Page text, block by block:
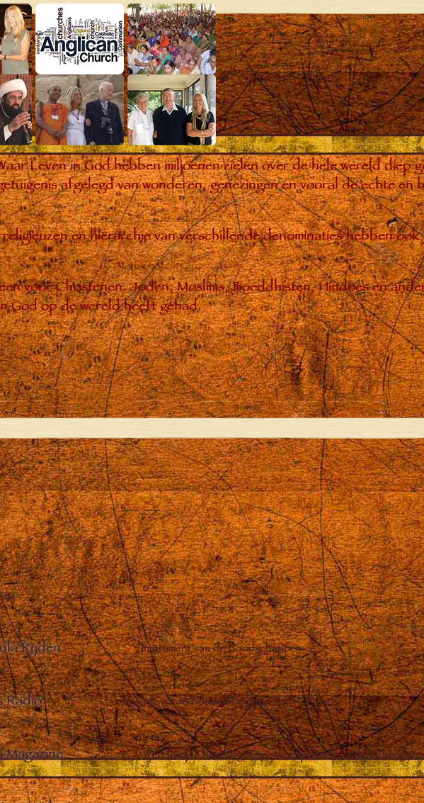
Leven in God hebben miljoenen zielen over de hele wereld diep
afgelegd van wonderen, genezingen en vooral de echte en
en hiërarchie van verschillende denominaties hebben
voor Christenen. Joden, Moslims, Boeddhisten, Hindoes en
God op de wereld heeft gehad.
Rydén– Instrument van de Boodschappen
Radio– Broadcast de Boodschappen
Magazine– Wereldwijde berichtgevingen en spirituele onderrichtingen